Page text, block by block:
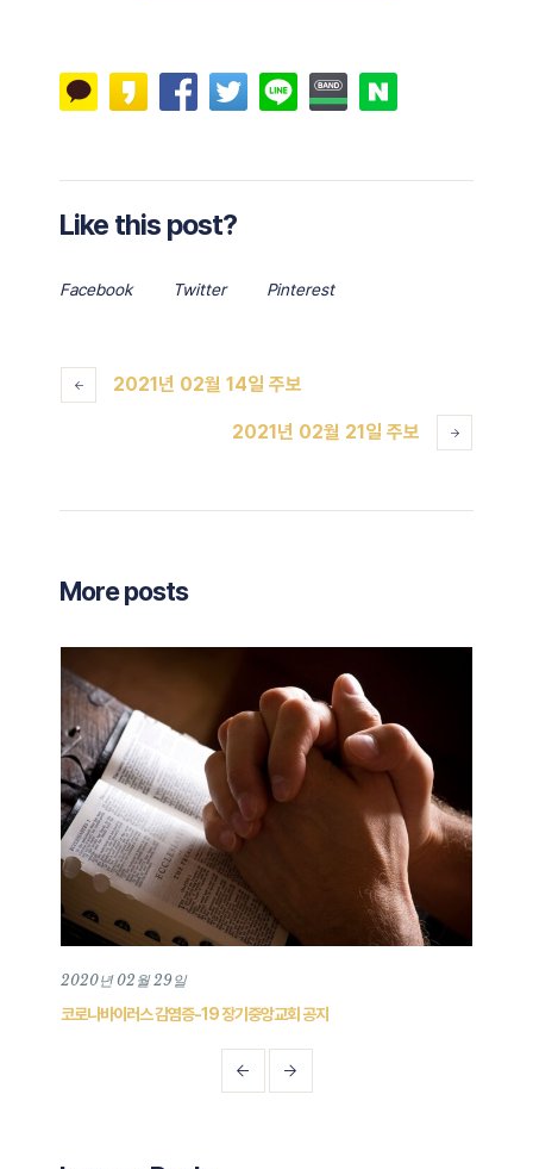
Like this post?
Facebook Twitter Pinterest
2021년 02월 14일 주보
2021년 02월 21일 주보
More posts
2020년 02월 29일
코로나바이러스 감염증-19 장기중앙교회 공지